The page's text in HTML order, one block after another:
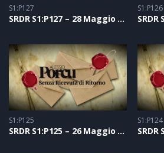
S1:P127
SRDR S1:P127 – 28 Maggio 2021
S1:P126
S1:P125
SRDR S1:P125 – 26 Maggio 2021
S1:P124